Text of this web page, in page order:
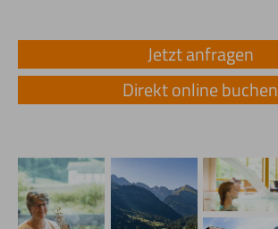
Jetzt anfragen
Direkt online buchen